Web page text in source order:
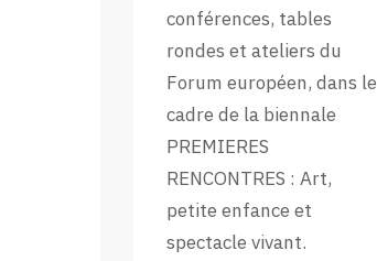
conférences, tables
rondes et ateliers du
Forum européen, dans le
cadre de la biennale
PREMIERES
RENCONTRES : Art,
petite enfance et
spectacle vivant.